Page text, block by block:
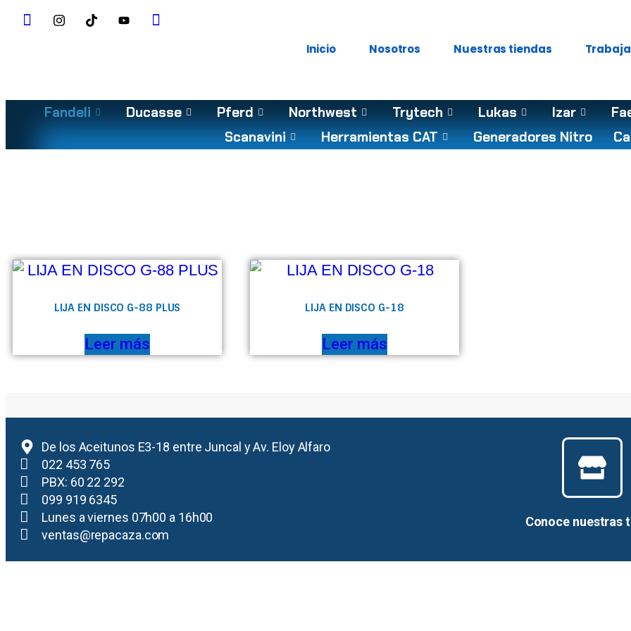
Inicio Nosotros Nuestras tiendas
Fandeli Ducasse Pferd Northwest Trytech Lukas Izar
Scanavini
Herramientas CAT Generadores Nitro
LIJA EN DISCO G-88 PLUS
Leer más
LIJA EN DISCO G-18
Leer más
De los Aceitunos E3-18 entre Juncal y Av. Eloy Alfaro
022 453 765
PBX: 60 22 292
099 919 6345
Lunes a viernes 07h00 a 16h00
ventas@repacaza.com
Conoce nuestras